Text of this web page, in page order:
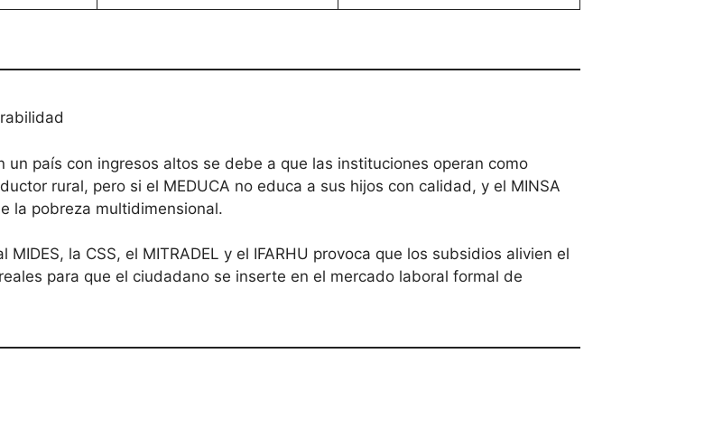
un país con ingresos altos se debe a que las instituciones operan como
rural, pero si el MEDUCA no educa a sus hijos con calidad, y el MINSA
la pobreza multidimensional.
la CSS, el MITRADEL y el IFARHU provoca que los subsidios alivien el
para que el ciudadano se inserte en el mercado laboral formal de